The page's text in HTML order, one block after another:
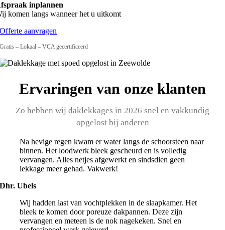
inplannen
komen langs wanneer het u uitkomt
Offerte aanvragen
Gratis – Lokaal – VCA gecertificeerd
Ervaringen van onze klanten
Zo hebben wij daklekkages in 2026 snel en vakkundig
opgelost bij anderen
Na hevige regen kwam er water langs de schoorsteen naar
binnen. Het loodwerk bleek gescheurd en is volledig
vervangen. Alles netjes afgewerkt en sindsdien geen
lekkage meer gehad. Vakwerk!
Dhr. Ubels
Wij hadden last van vochtplekken in de slaapkamer. Het
bleek te komen door poreuze dakpannen. Deze zijn
vervangen en meteen is de nok nagekeken. Snel en